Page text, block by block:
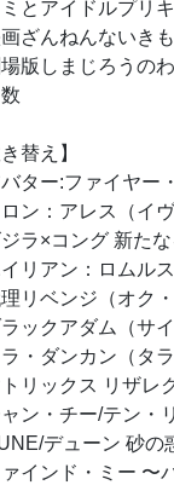
ミとアイドルプリ
画ざんねんないき
場版しまじろうの
き替え】
バター:ファイヤー
ロン：アレス（イ
ジラ×コング 新た
イリアン：ロムル
理リベンジ（オク
ラックアダム（サ
ラ・ダンカン（タ
トリックス リザレ
ャン・チー/テン・
デューン 砂の
ァインド・ミー 〜